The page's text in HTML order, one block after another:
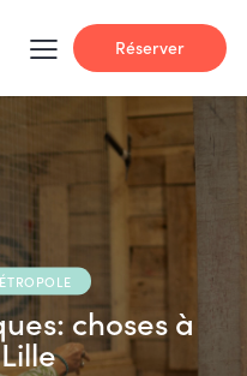
Réserver
choses à